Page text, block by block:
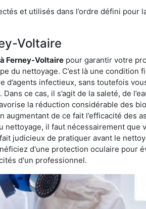
et utilisés dans l’ordre défini pour
Voltaire
Ferney-Voltaire pour garantir votre
du nettoyage. C’est là une
infectieux, sans toutefois
ce cas, il s’agit de la saleté, de
la réduction considérable des
de ce fait l’efficacité des
nettoyage, il faut nécessairement que
judicieux de pratiquer avant le
d'une protection oculaire pour
d'un professionnel.